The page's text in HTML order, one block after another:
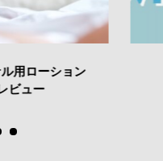
用ローション
ビュー